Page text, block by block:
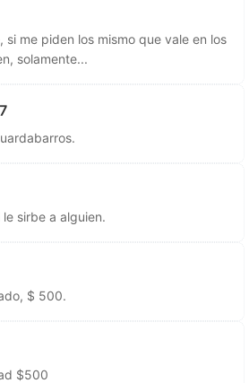
me piden los mismo que vale en los
solamente...
sirbe a alguien.
$ 500.
$500